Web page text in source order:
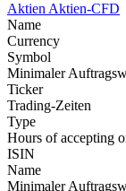
Aktien Aktien-CFD
Name
Currency
Symbol
Minimaler
Ticker
Trading-Zeiten
Type
Hours of accepting
ISIN
Name
Minimaler